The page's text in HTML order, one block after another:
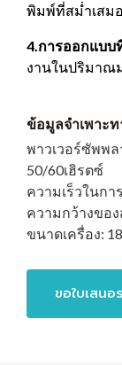
พิมพ์ที่สม่ำเสม
4.การออกแบ
งานในปริมาณ
ข้อมูลจำเพาะท
พาวเวอร์ซัพพล
50/60เฮิรตซ์
ความเร็วในกา
ความกว้างของ
ขนาดเครื่อง:
ขอใบเสนอ